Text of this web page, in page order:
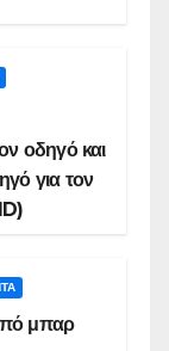
οδηγό και
για τον
μπαρ